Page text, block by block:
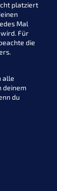
platziert
Mal
Für
die
alle
deinem
du